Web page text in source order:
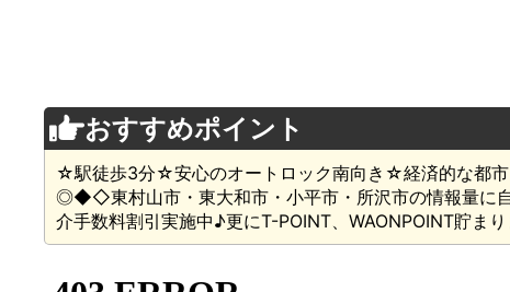
おすすめポイント
☆駅徒歩3分☆安心のオートロック南向き☆経済的な都
◎◆◇東村山市・東大和市・小平市・所沢市の情報量に
介手数料割引実施中♪更にT-POINT、WAONPOINT貯